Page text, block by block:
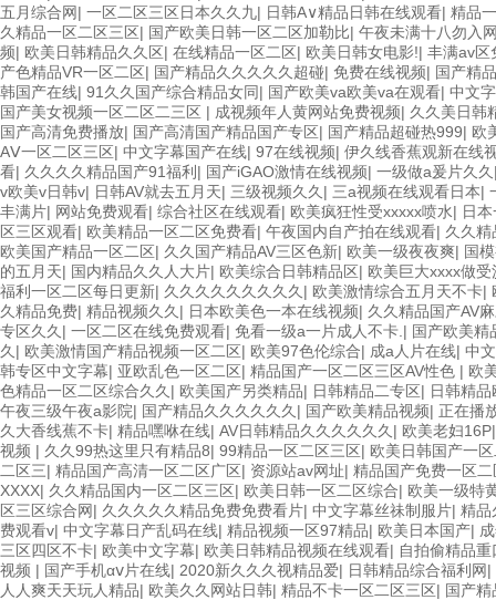
五月综合网| 一区二区三区日本久久九| 日韩A∨精品日韩在线观看| 精品
久精品一区二区三区| 国产欧美日韩一区二区加勒比| 午夜未满十八勿入
频| 欧美日韩精品久久区| 在线精品一区二区| 欧美日韩女电影!| 丰满av区
产色精品VR一区二区| 国产精品久久久久久超碰| 免费在线视频| 国产精
韩国产在线| 91久久国产综合精品女同| 国产欧美va欧美va在观看| 中文
国产美女视频一区二区二三区 | 成视频年人黄网站免费视频| 久久美日韩
国产高清免费播放| 国产高清国产精品国产专区| 国产精品超碰热999| 欧
AⅤ一区二区三区| 中文字幕国产在线| 97在线视频| 伊久线香蕉观新在线
看| 久久久久精品国产91福利 | 国产iGAO激情在线视频| 一级做a爰片久久
v欧美v日韩v| 日韩AV就去五月天| 三级视频久久 | 三a视频在线观看日本|
丰满片| 网站免费观看| 综合社区在线观看| 欧美疯狂性受xxxxx喷水| 日
区三区观看| 欧美精品一区二区免费看| 午夜国内自产拍在线观看| 久久精
欧美国产精品一区二区| 久久国产精品AV三区色新| 欧美一级夜夜爽| 国
的五月天| 国内精品久久人大片| 欧美综合日韩精品区| 欧美巨大xxxx做受
福利一区二区每日更新| 久久久久久久久久久 | 欧美激情综合五月天不卡|
久精品免费| 精品视频久久 | 日本欧美色一本在线视频| 久久精品国产AV
专区久久 | 一区二区在线免费观看| 免看一级a一片成人不卡. | 国产欧美精
久 | 欧美激情国产精品视频一区二区| 欧美97色伦综合| 成a人片在线| 中
韩专区中文字幕| 亚欧乱色一区二区| 精品国产一区二区三区AV性色 | 欧
色精品一区二区综合久久 | 欧美国产另类精品| 日韩精品二专区| 日韩精
午夜三级午夜a影院| 国产精品久久久久久久 | 国产欧美精品视频| 正在播
久大香线蕉不卡| 精品嘿咻在线| AV日韩精品久久久久久久 | 欧美老妇16P
视频 | 久久99热这里只有精品8| 99精品一区二区三区| 欧美日韩国产一
二区三| 精品国产高清一区二区广区| 资源站av网址| 精品国产免费一区
XXXX| 久久精品国内一区二区三区| 欧美日韩一区二区综合| 欧美一级特
区三区综合网| 久久久久久精品免费免费看片| 中文字幕丝祙制服片| 精品
费观看v| 中文字幕日产乱码在线| 精品视频一区97精品| 欧美日本国产|
三区四区不卡| 欧美中文字幕| 欧美日韩精品视频在线观看| 自拍偷精品重
视频 | 国产手机αⅴ片在线| 2020新久久久视精品爱| 日韩精品综合福利网|
人人爽天天玩人精品| 欧美久久网站日韩| 精品不卡一区二区三区| 国产